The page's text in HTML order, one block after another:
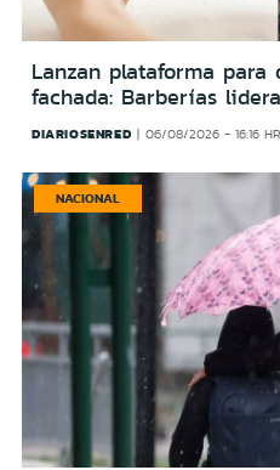
Lanzan plataforma para
fachada: Barberías
DIARIOSENRED 06/08/2026 - 16:16
NACIONAL